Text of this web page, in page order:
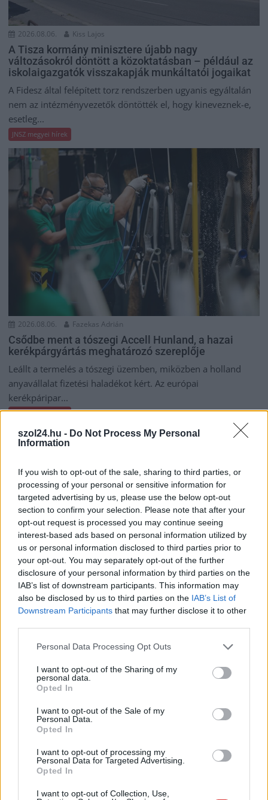
szol24.hu - Do Not Process My Personal
Information
If you wish to opt-out of the sale, sharing to third parties, or
processing of your personal or sensitive information for
targeted advertising by us, please use the below opt-out
section to confirm your selection. Please note that after your
opt-out request is processed you may continue seeing
interest-based ads based on personal information utilized by
us or personal information disclosed to third parties prior to
your opt-out. You may separately opt-out of the further
disclosure of your personal information by third parties on the
IAB’s list of downstream participants. This information may
also be disclosed by us to third parties on the IAB’s List of
Downstream Participants that may further disclose it to other
Please note that this website/app uses one or more Google
not limited to your visit or usage behaviour. You may click to
grant or deny consent to Google and its third-party tags to
use your data for below specified purposes in below Google
consent section.
Personal Data Processing Opt Outs
I want to opt-out of the Sharing of my
personal data.
Opted In
I want to opt-out of the Sale of my
Personal Data.
Opted In
I want to opt-out of processing my
Personal Data for Targeted Advertising.
Opted In
I want to opt-out of Collection, Use,
2026.08.06. Kiss Lajos
A Tisza kormány minisztere újabb nagy
változásokról döntött a közoktatásban – például az
iskolaigazgatók visszakapják munkáltatói jogaikat
A Fidesz által felépített torz rendszerben ugyanis egyáltalán
nem az intézményvezetők döntötték el, hogy kineveznek-e,
esetleg...
JNSZ megyei hírek
2026.08.06. Fazekas Adrián
Csődbe ment a tószegi Accell Hunland, a hazai
kerékpárgyártás meghatározó szereplője
Leállt a termelés a tószegi üzemben, miközben a holland
anyavállalat fizetési haladékot kért. Az európai
kerékpáripar...
JNSZ megyei hírek
2026.08.05. szol24.hu
Tánccal, zeneszóval és vásárral telik meg
Jászberény, indul a Csángó Fesztivál
Ismét a Kárpát-medencei folklór és a hagyományőrzés
Fesztivált....
JNSZ megyei hírek